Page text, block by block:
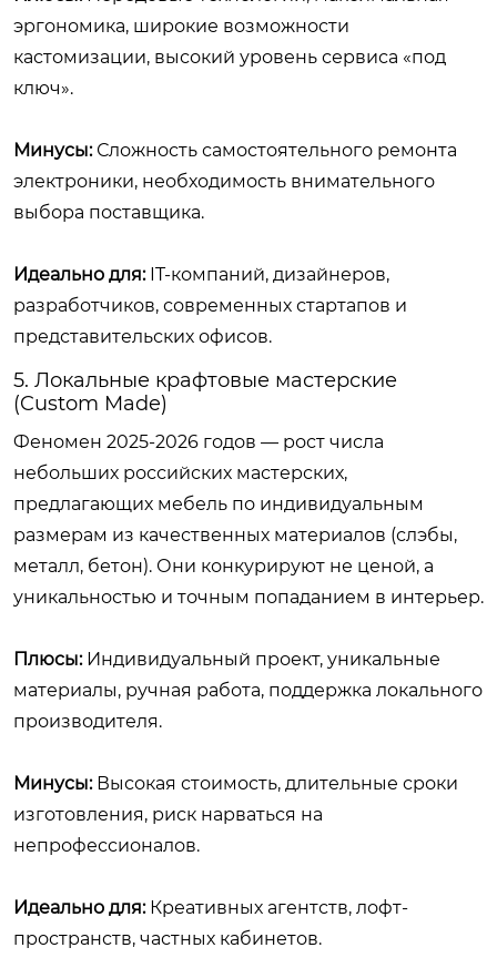
эргономика, широкие возможности
кастомизации, высокий уровень сервиса «под
ключ».
Минусы:Сложность самостоятельного ремонта
электроники, необходимость внимательного
выбора поставщика.
Идеально для:IT-компаний, дизайнеров,
разработчиков, современных стартапов и
представительских офисов.
5. Локальные крафтовые мастерские
(Custom Made)
Феномен 2025-2026 годов — рост числа
небольших российских мастерских,
предлагающих мебель по индивидуальным
размерам из качественных материалов (слэбы,
металл, бетон). Они конкурируют не ценой, а
уникальностью и точным попаданием в интерьер.
Плюсы:Индивидуальный проект, уникальные
материалы, ручная работа, поддержка локального
производителя.
Минусы:Высокая стоимость, длительные сроки
изготовления, риск нарваться на
непрофессионалов.
Идеально для:Креативных агентств, лофт-
пространств, частных кабинетов.